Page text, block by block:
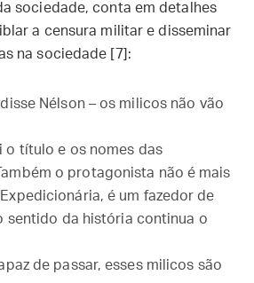
sociedade, conta em detalhes
a censura militar e disseminar
na sociedade [7]:
disse Nélson – os milicos não vão
o título e os nomes das
o protagonista não é mais
é um fazedor de
sentido da história continua o
de passar, esses milicos são